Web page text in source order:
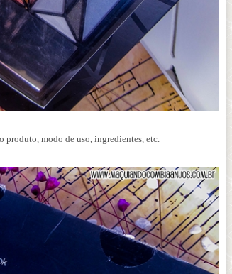
produto, modo de uso, ingredientes, etc.